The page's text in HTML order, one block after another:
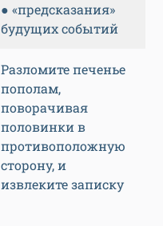
● «предсказания»
будущих событий
Разломите печенье
пополам,
поворачивая
половинки в
противоположную
сторону, и
извлеките записку